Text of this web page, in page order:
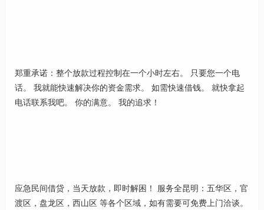
郑重承诺：整个放款过程控制在一个小时左右。 只要您一个电
话。 我就能快速解决你的资金需求。 如需快速借钱。 就快拿起
电话联系我吧。 你的满意。 我的追求！
应急民间借贷，当天放款，即时解困！ 服务全昆明：五华区，官
渡区，盘龙区，西山区 等各个区域，如有需要可免费上门洽谈。